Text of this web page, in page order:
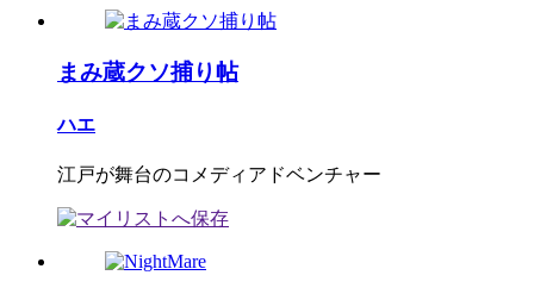
まみ蔵クソ捕り帖
ハエ
江戸が舞台のコメディアドベンチャー